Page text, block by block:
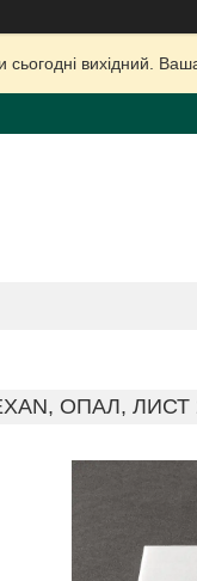
вихідний.
ОПАЛ, ЛИСТ